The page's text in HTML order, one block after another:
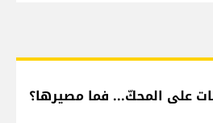
على المحكّ... فما مصيرها؟